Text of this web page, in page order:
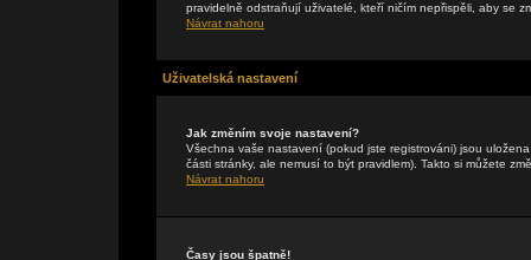
pravidelně odstraňují uživatelé, kteří ničím nepřispěli, aby se
Návrat nahoru
Uživatelská nastavení
Jak změním svoje nastavení?
Všechna vaše nastavení (pokud jste registrováni) jsou
části stránky, ale nemusí to být pravidlem). Takto si můžete
Návrat nahoru
Časy jsou špatně!